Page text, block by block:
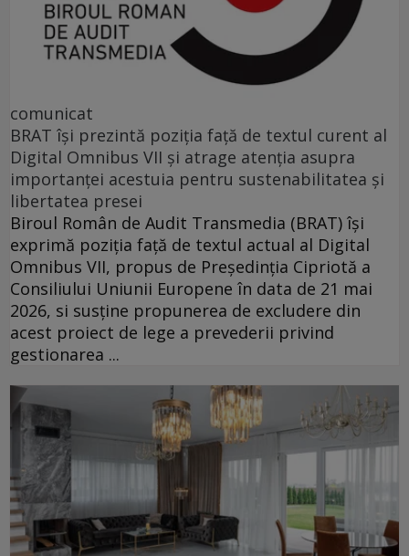
comunicat
BRAT își prezintă poziția față de textul curent al
Digital Omnibus VII și atrage atenția asupra
importanței acestuia pentru sustenabilitatea și
libertatea presei
Biroul Român de Audit Transmedia (BRAT) își
exprimă poziția față de textul actual al Digital
Omnibus VII, propus de Președinția Cipriotă a
Consiliului Uniunii Europene în data de 21 mai
2026, si susține propunerea de excludere din
acest proiect de lege a prevederii privind
gestionarea ...